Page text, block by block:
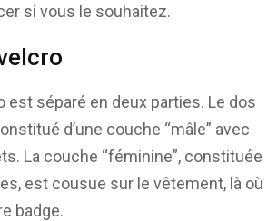
si vous le souhaitez.
est séparé en deux parties. Le dos
d’une couche “mâle” avec
La couche “féminine”, constituée
est cousue sur le vêtement, là où
badge.